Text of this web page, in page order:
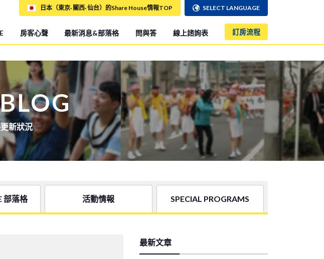
房客心聲 最新消息&部落格 問與答 線上諮詢表 訂房流程
日本（東京· 關西· 仙台）的Share House情報TOP SELECT LANGUAGE
新狀況
部落格 活動情報 SPECIAL PROGRAMS
最新文章